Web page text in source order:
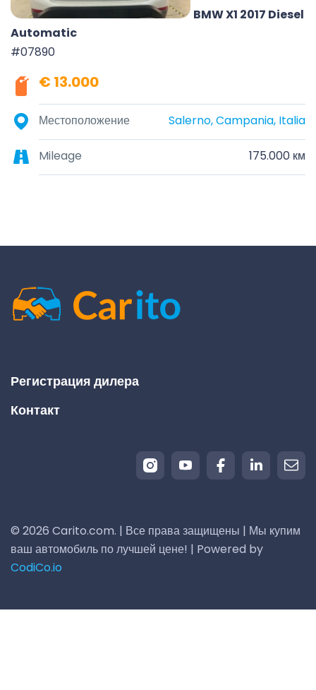
BMW X1 2017 Diesel
Automatic
#07890
€ 13.000
Местоположение Salerno, Campania, Italia
Mileage 175.000 км
Регистрация дилера
Контакт
© 2026 Carito.com. | Все права защищены | Мы купим
ваш автомобиль по лучшей цене! | Powered by
CodiCo.io